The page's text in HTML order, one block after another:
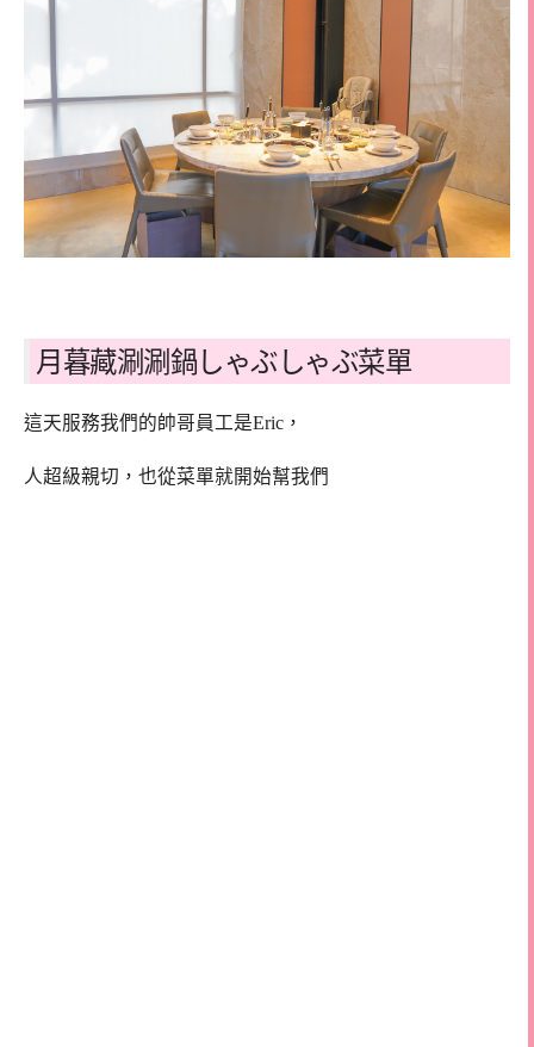
月暮藏涮涮鍋しゃぶしゃぶ菜單
這天服務我們的帥哥員工是Eric，
人超級親切，也從菜單就開始幫我們